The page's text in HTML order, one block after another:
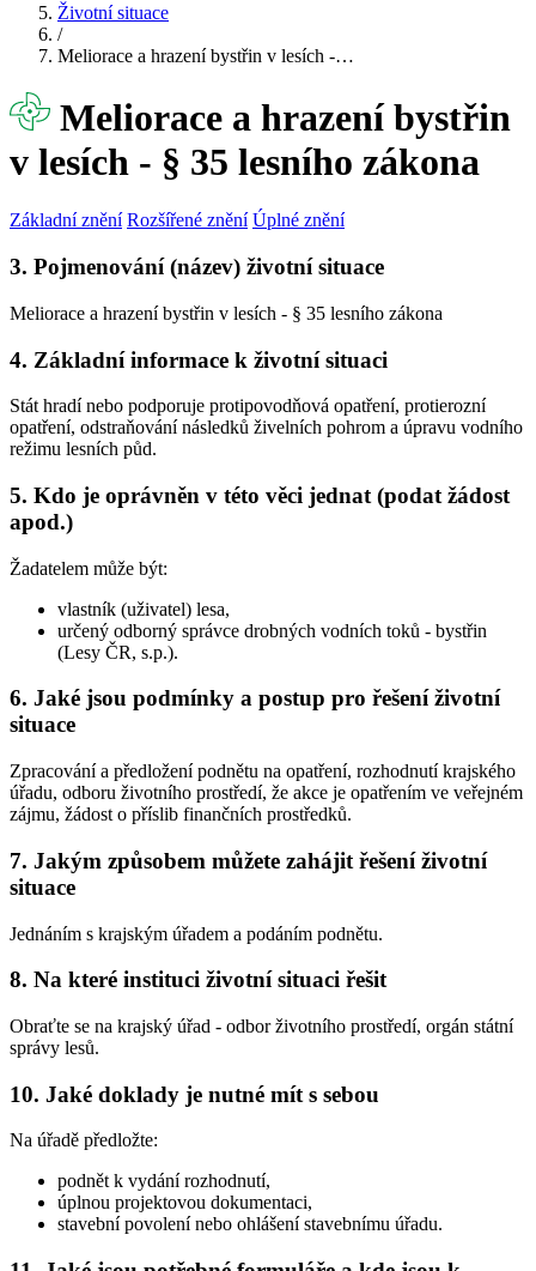
Životní situace
/
Meliorace a hrazení bystřin v lesích -…
Meliorace a hrazení bystřin
v lesích - § 35 lesního zákona
Základní znění Rozšířené znění Úplné znění
3. Pojmenování (název) životní situace
Meliorace a hrazení bystřin v lesích - § 35 lesního zákona
4. Základní informace k životní situaci
Stát hradí nebo podporuje protipovodňová opatření, protierozní
opatření, odstraňování následků živelních pohrom a úpravu vodního
režimu lesních půd.
5. Kdo je oprávněn v této věci jednat (podat žádost
apod.)
Žadatelem může být:
vlastník (uživatel) lesa,
určený odborný správce drobných vodních toků - bystřin
(Lesy ČR, s.p.).
6. Jaké jsou podmínky a postup pro řešení životní
situace
Zpracování a předložení podnětu na opatření, rozhodnutí krajského
úřadu, odboru životního prostředí, že akce je opatřením ve veřejném
zájmu, žádost o příslib finančních prostředků.
7. Jakým způsobem můžete zahájit řešení životní
situace
Jednáním s krajským úřadem a podáním podnětu.
8. Na které instituci životní situaci řešit
Obraťte se na krajský úřad - odbor životního prostředí, orgán státní
správy lesů.
10. Jaké doklady je nutné mít s sebou
Na úřadě předložte:
podnět k vydání rozhodnutí,
úplnou projektovou dokumentaci,
stavební povolení nebo ohlášení stavebnímu úřadu.